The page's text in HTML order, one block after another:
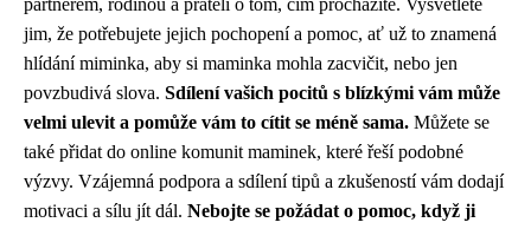
partnerem, rodinou a přáteli o tom, čím procházíte. Vysvětlete
jim, že potřebujete jejich pochopení a pomoc, ať už to znamená
hlídání miminka, aby si maminka mohla zacvičit, nebo jen
povzbudivá slova. Sdílení vašich pocitů s blízkými vám může
velmi ulevit a pomůže vám to cítit se méně sama. Můžete se
také přidat do online komunit maminek, které řeší podobné
výzvy. Vzájemná podpora a sdílení tipů a zkušeností vám dodají
motivaci a sílu jít dál. Nebojte se požádat o pomoc, když ji